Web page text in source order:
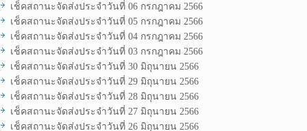
เช็คสถานะจัดส่งประจำวันที่ 06 กรกฎาคม 2566
เช็คสถานะจัดส่งประจำวันที่ 05 กรกฎาคม 2566
เช็คสถานะจัดส่งประจำวันที่ 04 กรกฎาคม 2566
เช็คสถานะจัดส่งประจำวันที่ 03 กรกฎาคม 2566
เช็คสถานะจัดส่งประจำวันที่ 30 มิถุนายน 2566
เช็คสถานะจัดส่งประจำวันที่ 29 มิถุนายน 2566
เช็คสถานะจัดส่งประจำวันที่ 28 มิถุนายน 2566
เช็คสถานะจัดส่งประจำวันที่ 27 มิถุนายน 2566
เช็คสถานะจัดส่งประจำวันที่ 26 มิถุนายน 2566